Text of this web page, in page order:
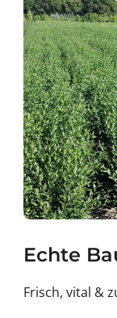
Echte
Frisch, vital &